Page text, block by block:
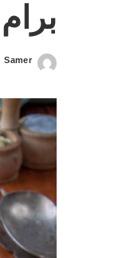
Posted
Samer